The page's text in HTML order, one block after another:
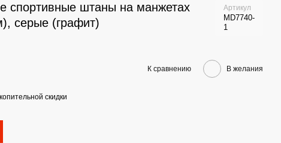
спортивные штаны на манжетах
серые (графит)
Артикул
MD7740-
1
К сравнению В желания
скидки